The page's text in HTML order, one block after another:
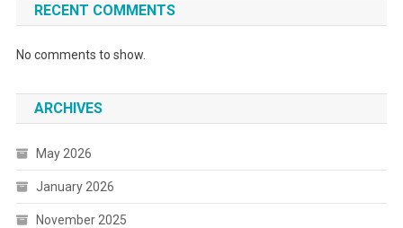
RECENT COMMENTS
No comments to show.
ARCHIVES
May 2026
January 2026
November 2025